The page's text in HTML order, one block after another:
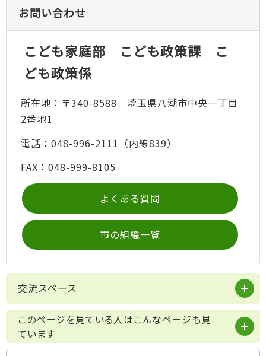
お問い合わせ
こども家庭部 こども政策課 こ
ども政策係
所在地：〒340-8588 埼玉県八潮市中央一丁目
2番地1
電話：048-996-2111（内線839）
FAX：048-999-8105
よくある質問
市の組織一覧
交流スペース
このページを見ている人はこんなページも見
ています